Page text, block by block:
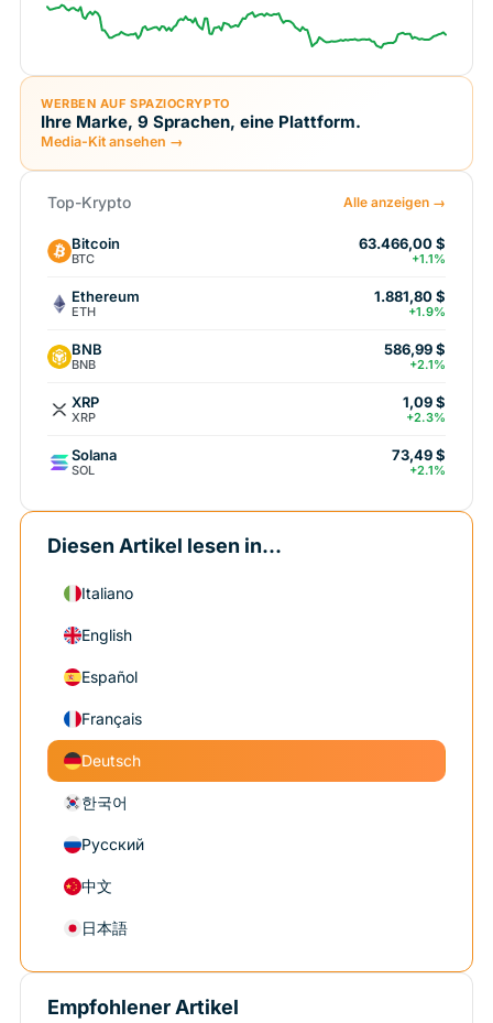
WERBEN AUF SPAZIOCRYPTO
Ihre Marke, 9 Sprachen, eine Plattform.
Media-Kit ansehen →
Top-Krypto Alle anzeigen →
Bitcoin
BTC
63.466,00 $
+1.1%
Ethereum
ETH
1.881,80 $
+1.9%
BNB
BNB
586,99 $
+2.1%
XRP
XRP
1,09 $
+2.3%
Solana
SOL
73,49 $
+2.1%
Diesen Artikel lesen in...
Italiano
English
Español
Français
Deutsch
한국어
Русский
中文
日本語
Empfohlener Artikel